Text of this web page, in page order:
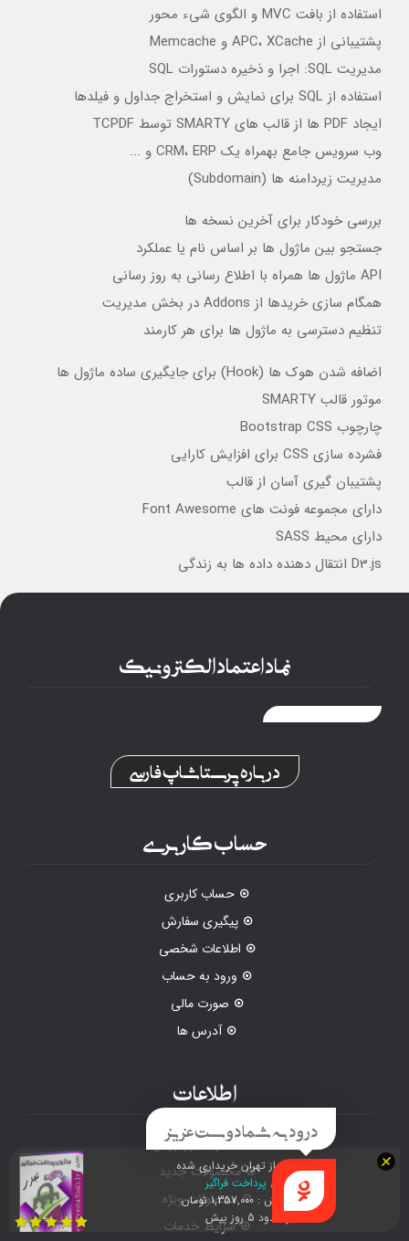
استفاده از بافت MVC و الگوی شیء محور
پشتیبانی از APC، XCache و Memcache
مدیریت SQL: اجرا و ذخیره دستورات SQL
استفاده از SQL برای نمایش و استخراج جداول و فیلدها
ایجاد PDF ها از قالب های SMARTY توسط TCPDF
وب سرویس جامع بهمراه یک CRM، ERP و ...
مدیریت زیردامنه ها (Subdomain)
بررسی خودکار برای آخرین نسخه ها
جستجو بین ماژول ها بر اساس نام یا عملکرد
API ماژول ها همراه با اطلاع رسانی به روز رسانی
همگام سازی خریدها از Addons در بخش مدیریت
تنظیم دسترسی به ماژول ها برای هر کارمند
اضافه شدن هوک ها (Hook) برای جایگیری ساده ماژول ها
موتور قالب SMARTY
چارچوب Bootstrap CSS
فشرده سازی CSS برای افزایش کارایی
پشتیبان گیری آسان از قالب
دارای مجموعه فونت های Font Awesome
دارای محیط SASS
D3.js انتقال دهنده داده ها به زندگی
نماد اعتماد الکترونیک
درباره پرستاشاپ فارسی
حساب کاربری
حساب کاربری
پیگیری سفارش
اطلاعات شخصی
ورود به حساب
صورت مالی
آدرس ها
اطلاعات
محصولات پرفروش
محصولات جدید
محصولات ویژه
شرایط خدمات
راهنما
درود به شما دوست عزیز
علی مهرگو از تهران خریداری شده
ماژول پرداخت فراگیر